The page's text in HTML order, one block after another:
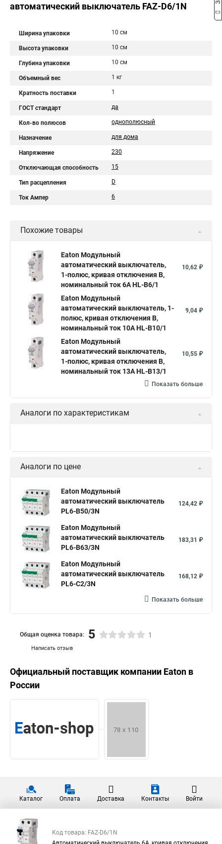
автоматический выключатель FAZ-D6/1N
Ширина упаковки 10 см
Высота упаковки 10 см
Глубина упаковки 10 см
Объемный вес 1 кг
Кратность поставки 1
ГОСТ стандарт да
Кол-во полюсов однополюсный
Назначение для дома
Напряжение 230
Отключающая способность 15
Тип расцепления D
Ток Ампер 6
Похожие товары
Eaton Модульный
автоматический выключатель,
1-полюс, кривая отключения B,
номинальный ток 6А HL-B6/1
10,62 ₽
Eaton Модульный
автоматический выключатель, 1-
полюс, кривая отключения B,
номинальный ток 10А HL-B10/1
9,04 ₽
Eaton Модульный
автоматический выключатель,
1-полюс, кривая отключения B,
номинальный ток 13А HL-B13/1
10,55 ₽
Показать больше
Аналоги по характеристикам
Аналоги по цене
Eaton Модульный
автоматический выключатель
PL6-B50/3N
124,42 ₽
Eaton Модульный
автоматический выключатель
PL6-B63/3N
183,31 ₽
Eaton Модульный
автоматический выключатель
PL6-C2/3N
168,12 ₽
Показать больше
Написать отзыв
Общая оценка товара: 5 1
Официальный поставщик компании Eaton в
России
Каталог Оплата Доставка Контакты Войти
Код товара: FAZ-D6/1N